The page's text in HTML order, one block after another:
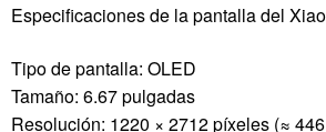
Especificaciones de la pantalla del
Tipo de pantalla: OLED
Tamaño: 6.67 pulgadas
Resolución: 1220 × 2712 píxeles (≈